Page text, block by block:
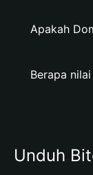
Apakah
Berapa
Unduh